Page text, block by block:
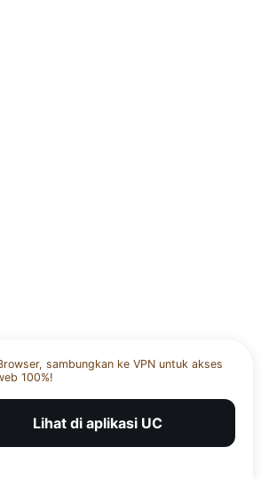
sambungkan ke VPN untuk akses
100%!
Lihat di aplikasi UC